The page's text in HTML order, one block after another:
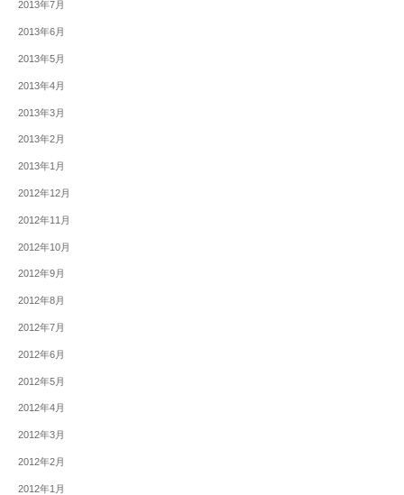
2013年7月
2013年6月
2013年5月
2013年4月
2013年3月
2013年2月
2013年1月
2012年12月
2012年11月
2012年10月
2012年9月
2012年8月
2012年7月
2012年6月
2012年5月
2012年4月
2012年3月
2012年2月
2012年1月